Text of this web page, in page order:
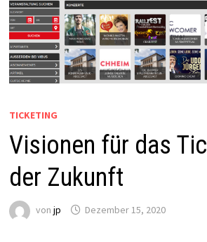
TICKETING
Visionen für das
der Zukunft
vonjp Dezember 15, 2020